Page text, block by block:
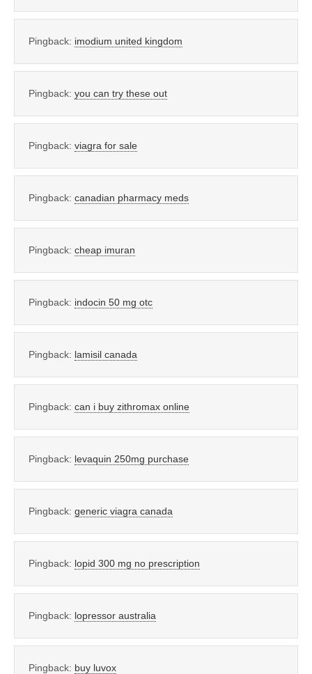
Pingback: imodium united kingdom
Pingback: you can try these out
Pingback: viagra for sale
Pingback: canadian pharmacy meds
Pingback: cheap imuran
Pingback: indocin 50 mg otc
Pingback: lamisil canada
Pingback: can i buy zithromax online
Pingback: levaquin 250mg purchase
Pingback: generic viagra canada
Pingback: lopid 300 mg no prescription
Pingback: lopressor australia
Pingback: buy luvox